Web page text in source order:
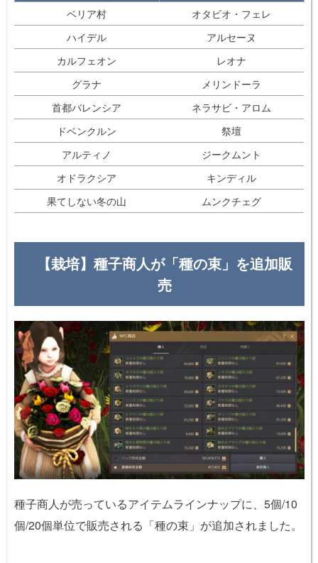
ベリア村
オタビオ・フェレ
ハイデル
アルセーヌ
カルフェオン
レオナ
グラナ
メリンドーラ
首都バレンシア
ネラサビ・アロム
ドベンクルン
祭壇
アルティノ
ジークムント
オドラクシア
キンディル
果てしない冬の山
ムンクチェグ
【栽培】種子商人が「種の束」を追加販
売
種子商人が売っているアイテムラインナップに、5個/10
個/20個単位で販売される「種の束」が追加されました。